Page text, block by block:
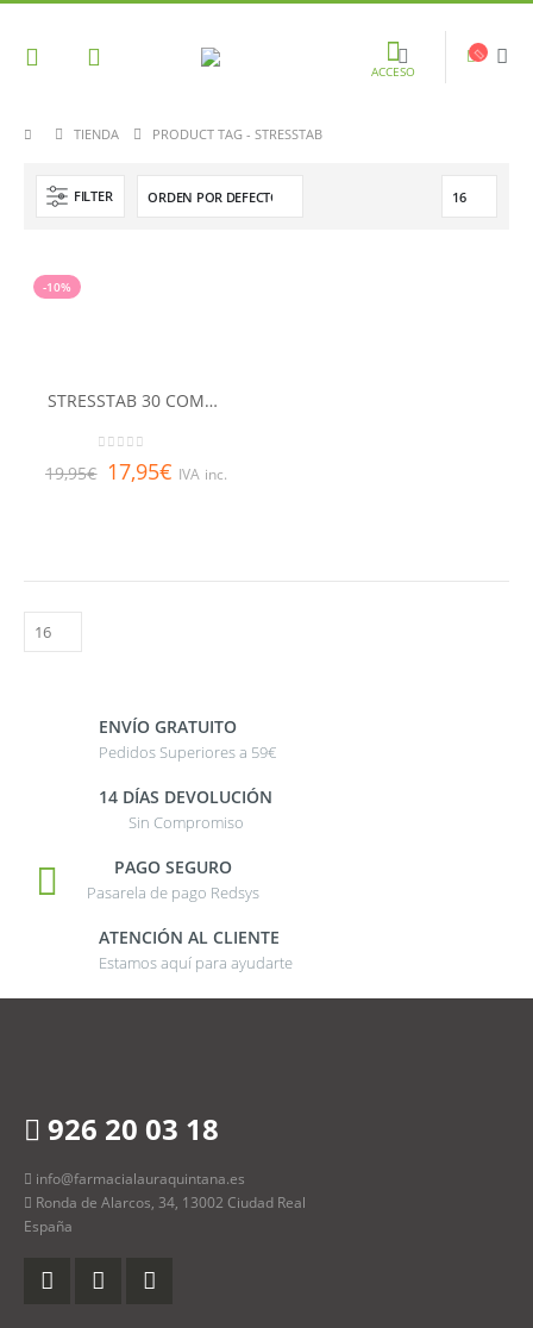
ACCESO
TIENDA PRODUCT TAG - STRESSTAB
FILTER
-10%
STRESSTAB 30 COMPRIMIDOS
19,95€ 17,95€ IVA inc.
ENVÍO GRATUITO
Pedidos Superiores a 59€
14 DÍAS DEVOLUCIÓN
Sin Compromiso
PAGO SEGURO
Pasarela de pago Redsys
ATENCIÓN AL CLIENTE
Estamos aquí para ayudarte
926 20 03 18
info@farmacialauraquintana.es
Ronda de Alarcos, 34, 13002 Ciudad Real
España